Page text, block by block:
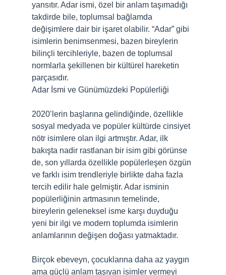
yansıtır. Adar ismi, özel bir anlam taşımadığı
takdirde bile, toplumsal bağlamda
değişimlere dair bir işaret olabilir. “Adar” gibi
isimlerin benimsenmesi, bazen bireylerin
bilinçli tercihleriyle, bazen de toplumsal
normlarla şekillenen bir kültürel hareketin
parçasıdır.
Adar İsmi ve Günümüzdeki Popülerliği
2020’lerin başlarına gelindiğinde, özellikle
sosyal medyada ve popüler kültürde cinsiyet
nötr isimlere olan ilgi artmıştır. Adar, ilk
bakışta nadir rastlanan bir isim gibi görünse
de, son yıllarda özellikle popülerleşen özgün
ve farklı isim trendleriyle birlikte daha fazla
tercih edilir hale gelmiştir. Adar isminin
popülerliğinin artmasının temelinde,
bireylerin geleneksel isme karşı duyduğu
yeni bir ilgi ve modern toplumda isimlerin
anlamlarının değişen doğası yatmaktadır.
Birçok ebeveyn, çocuklarına daha az yaygın
ama güçlü anlam taşıyan isimler vermeyi